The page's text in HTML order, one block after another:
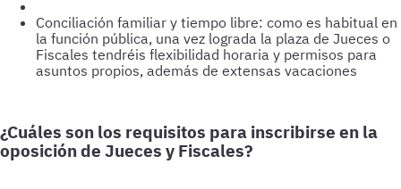
Conciliación familiar y tiempo libre: como es habitual en
la función pública, una vez lograda la plaza de Jueces o
Fiscales tendréis flexibilidad horaria y permisos para
asuntos propios, además de extensas vacaciones
¿Cuáles son los requisitos para inscribirse en la
oposición de Jueces y Fiscales?